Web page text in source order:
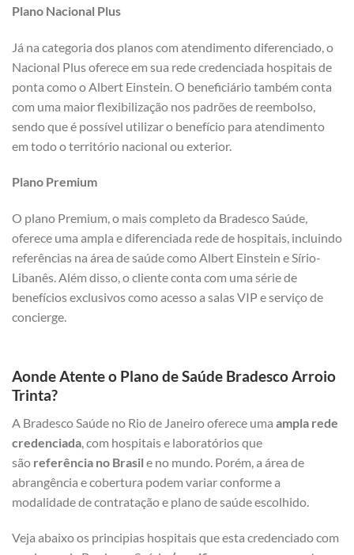
Plano Nacional Plus
Já na categoria dos planos com atendimento diferenciado, o
Nacional Plus oferece em sua rede credenciada hospitais de
ponta como o Albert Einstein. O beneficiário também conta
com uma maior flexibilização nos padrões de reembolso,
sendo que é possível utilizar o benefício para atendimento
em todo o território nacional ou exterior.
Plano Premium
O plano Premium, o mais completo da Bradesco Saúde,
oferece uma ampla e diferenciada rede de hospitais, incluindo
referências na área de saúde como Albert Einstein e Sírio-
Libanês. Além disso, o cliente conta com uma série de
benefícios exclusivos como acesso a salas VIP e serviço de
concierge.
Aonde Atente o Plano de Saúde Bradesco Arroio
Trinta?
A Bradesco Saúde no Rio de Janeiro oferece uma ampla rede
credenciada , com hospitais e laboratórios que
são referência no Brasil e no mundo. Porém, a área de
abrangência e cobertura podem variar conforme a
modalidade de contratação e plano de saúde escolhido.
Veja abaixo os principias hospitais que esta credenciado com